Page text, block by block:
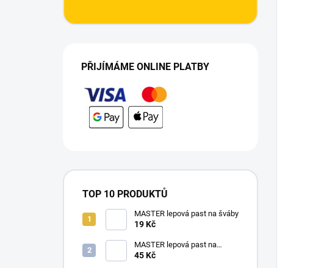
PŘIJÍMÁME ONLINE PLATBY
TOP 10 PRODUKTŮ
MASTER lepová past na šváby
19 Kč
MASTER lepová past na
štěnice
45 Kč